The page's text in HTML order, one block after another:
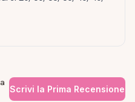
Scrivi la Prima Recensione